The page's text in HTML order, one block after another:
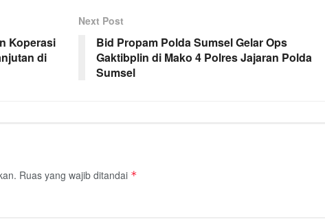
Koperasi
di
Next Post
Bid Propam Polda Sumsel Gelar Ops
Gaktibplin di Mako 4 Polres Jajaran Polda
Sumsel
Ruas yang wajib ditandai *